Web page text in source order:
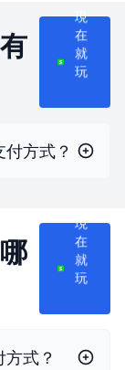
現
在
就
方式？
現
在
就
式？